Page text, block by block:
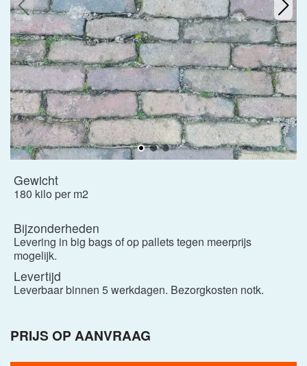
Gewicht
180 kilo per m2
Bijzonderheden
Levering in big bags of op pallets tegen meerprijs
mogelijk.
Levertijd
Leverbaar binnen 5 werkdagen. Bezorgkosten notk.
PRIJS OP AANVRAAG